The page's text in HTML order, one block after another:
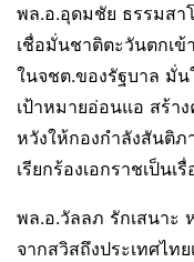
พล.อ.อุดมชัย ธรรมส
เชื่อมั่นชาติตะวันตกเ
ในจชต.ของรัฐบาล มั่น
เป้าหมายอ่อนแอ สร้า
หวังให้กองกำลังสันติ
เรียกร้องเอกราชเป็นเ
พล.อ.วัลลภ รักเสนาะ
จากสวิสถึงประเทศไท